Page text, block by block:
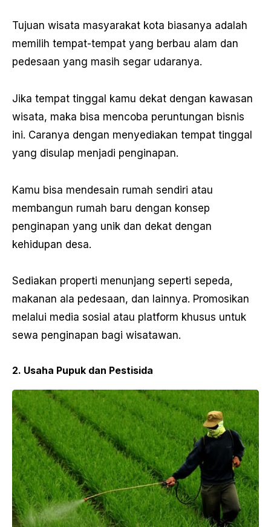
Tujuan wisata masyarakat kota biasanya adalah
memilih tempat-tempat yang berbau alam dan
pedesaan yang masih segar udaranya.
Jika tempat tinggal kamu dekat dengan kawasan
wisata, maka bisa mencoba peruntungan bisnis
ini. Caranya dengan menyediakan tempat tinggal
yang disulap menjadi penginapan.
Kamu bisa mendesain rumah sendiri atau
membangun rumah baru dengan konsep
penginapan yang unik dan dekat dengan
kehidupan desa.
Sediakan properti menunjang seperti sepeda,
makanan ala pedesaan, dan lainnya. Promosikan
melalui media sosial atau platform khusus untuk
sewa penginapan bagi wisatawan.
2. Usaha Pupuk dan Pestisida